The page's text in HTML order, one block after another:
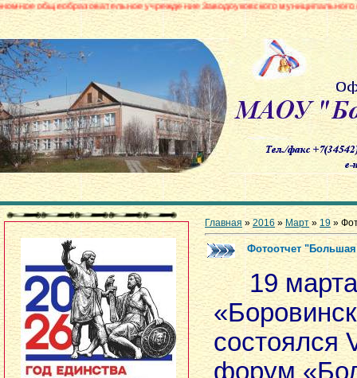
учреждение Заводоуковского муниципального округа
Главная »2016 » Март » 19 »
Фотоотчет
19
состоялся
форум